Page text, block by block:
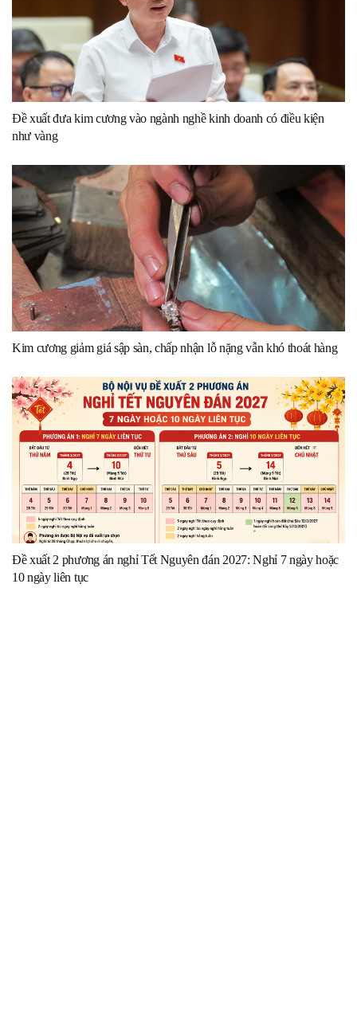
Đề xuất đưa kim cương vào ngành nghề kinh doanh có điều kiện
như vàng
Kim cương giảm giá sập sàn, chấp nhận lỗ nặng vẫn khó thoát hàng
Đề xuất 2 phương án nghỉ Tết Nguyên đán 2027: Nghỉ 7 ngày hoặc
10 ngày liên tục